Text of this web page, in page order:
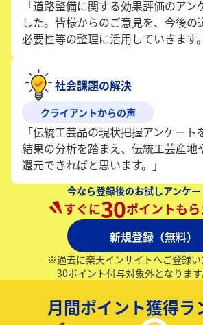
「道路整備に関する効果評価のア
した。皆様からのご意見を、今後の
必要性等の整理に活用していきます
社会課題の解決
クライアントからの声
「伝統工芸品の現状把握アンケート
結果の分析を踏まえ、伝統工芸産地
還元できればと思います。」
今なら登録後のお試しアンケ
すぐに30ポイントもら
新規登録（無料）
※過去に楽天インサイトへご登録
30ポイント付与対象外となります
月間ポイント獲得ラ